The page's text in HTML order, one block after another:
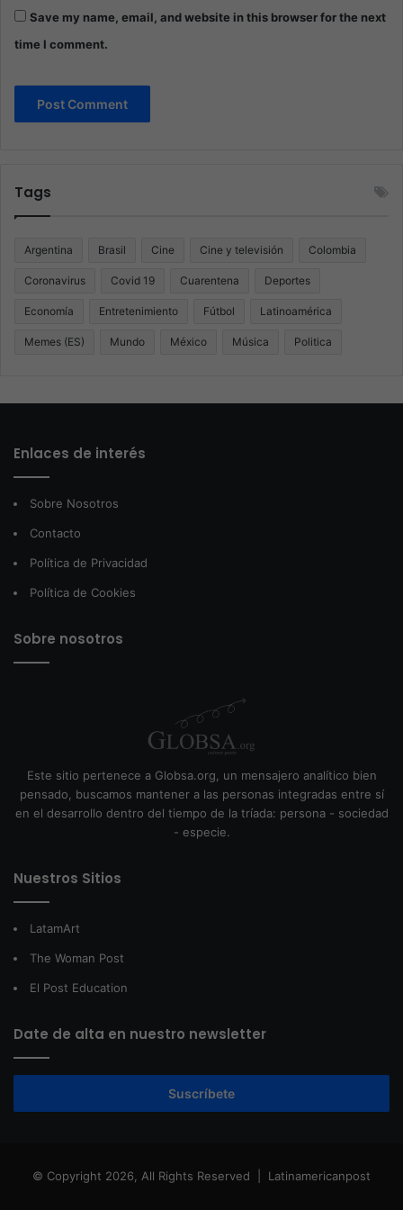
Save my name, email, and website in this browser for the next
time I comment.
Tags
Argentina Brasil Cine Cine y televisión Colombia
Coronavirus Covid 19 Cuarentena Deportes
Economía Entretenimiento Fútbol Latinoamérica
Memes (ES) Mundo México Música Politica
Enlaces de interés
Sobre Nosotros
Contacto
Política de Privacidad
Política de Cookies
Sobre nosotros
Este sitio pertenece a Globsa.org, un mensajero analítico bien
pensado, buscamos mantener a las personas integradas entre sí
en el desarrollo dentro del tiempo de la tríada: persona - sociedad
- especie.
Nuestros Sitios
LatamArt
The Woman Post
El Post Education
Date de alta en nuestro newsletter
Suscríbete
© Copyright 2026, All Rights Reserved | Latinamericanpost